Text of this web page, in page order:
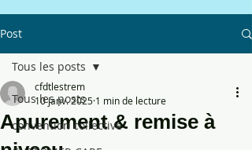
Post
Tous les posts
convention collective
Tous les posts
Apurement & remise à
cfdtlestrem
10 janv. 2025 1 min de lecture